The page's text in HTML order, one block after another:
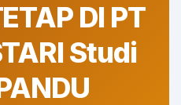
DI PT
Studi